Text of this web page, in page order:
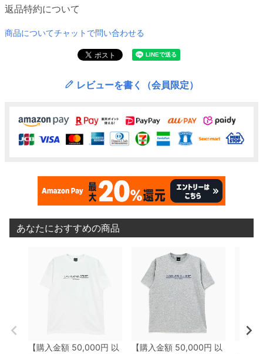
返品特約について
商品についてチャットで問い合わせる
レビューを書く（会員限定）
あなたにおすすめの商品
【購入金額 50,000円 以
【購入金額 50,000円 以